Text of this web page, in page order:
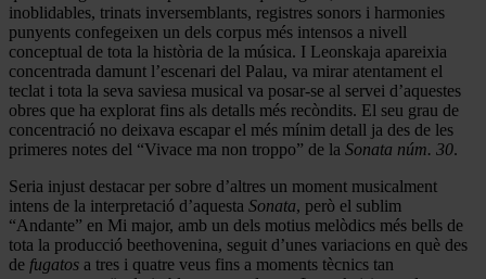
inoblidables, trinats inversemblants, registres sonors i harmonies
punyents confegeixen un dels corpus més intensos a nivell
conceptual de tota la història de la música. I Leonskaja apareixia
concentrada damunt l’escenari del Palau, va mirar atentament el
teclat i tota la seva saviesa musical va posar-se al servei d’aquestes
obres que ha explorat fins als detalls més recòndits. El seu grau de
concentració no deixava escapar el més mínim detall ja des de les
primeres notes del “Vivace ma non troppo” de la Sonata núm. 30.
Seria injust destacar per sobre d’altres un moment musicalment
intens de la interpretació d’aquesta Sonata, però el sublim
“Andante” en Mi major, amb un dels motius melòdics més bells de
tota la producció beethovenina, seguit d’unes variacions en què des
de fugatos a tres i quatre veus fins a moments tècnics tan